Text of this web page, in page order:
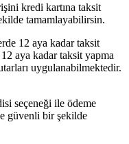
kredi kartına taksit
tamamlayabilirsin.
12 aya kadar taksit
aya kadar taksit yapma
uygulanabilmektedir.
seçeneği ile ödeme
güvenli bir şekilde